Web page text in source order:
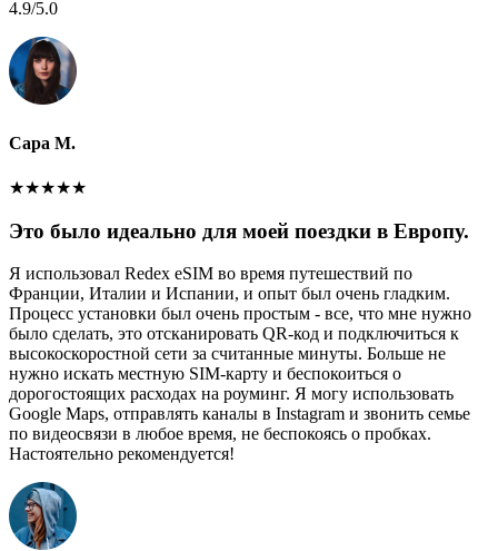
4.9/5.0
Сара М.
★★★★★
Это было идеально для моей поездки в Европу.
Я использовал Redex eSIM во время путешествий по
Франции, Италии и Испании, и опыт был очень гладким.
Процесс установки был очень простым - все, что мне нужно
было сделать, это отсканировать QR-код и подключиться к
высокоскоростной сети за считанные минуты. Больше не
нужно искать местную SIM-карту и беспокоиться о
дорогостоящих расходах на роуминг. Я могу использовать
Google Maps, отправлять каналы в Instagram и звонить семье
по видеосвязи в любое время, не беспокоясь о пробках.
Настоятельно рекомендуется!